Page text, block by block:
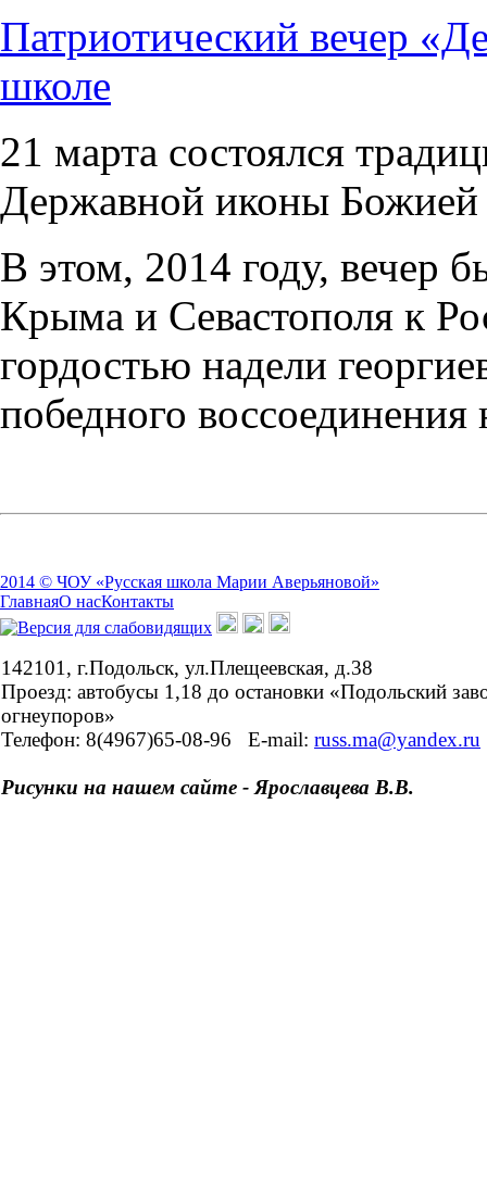
Патриотический вечер
школе
21 марта состоялся
Державной иконы
В этом, 2014 году, вечер
Крыма и Севастополя к
гордостью надели
победного
2014 © ЧОУ «Русская школа Марии Аверьяновой»
ГлавнаяО насКонтакты
142101, г.Подольск, ул.Плещеевская, д.38
Проезд: автобусы 1,18 до остановки «Подольский
огнеупоров»
Телефон: 8(4967)65-08-96
E-mail: russ.ma@yandex.ru
Рисунки на нашем сайте - Ярославцева В.В.